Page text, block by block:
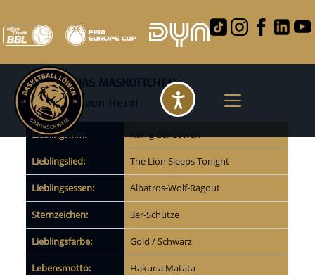
Henri
HENRI – DAS MASKOTTCHEN
Steckbriefvon Henri
Lieblingsfilm: König der Löwen
Lieblingslied: The Lion Sleeps Tonight
Lieblingsessen: Albatros-Wolf-Ragout
Sternzeichen: 3er-Schütze
Lieblingsfarbe: Gold / Schwarz
Lebensmotto: Hakuna Matata